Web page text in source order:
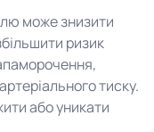
може знизити
ризик
тиску.
або уникати